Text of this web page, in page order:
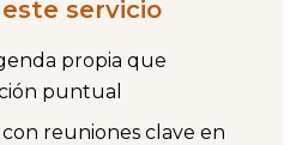
servicio
propia que
puntual
reuniones clave en